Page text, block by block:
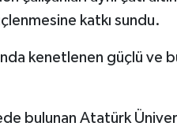
katkı sundu.
kenetlenen güçlü ve
bulunan Atatürk